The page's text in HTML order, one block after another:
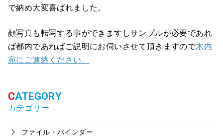
で納め大変喜ばれました。
顔写真も転写する事ができますしサンプルが必要であれ
ば都内であればご説明にお伺いさせて頂きますので木内
宛にご連絡ください。
カテゴリー
ファイル・バインダー